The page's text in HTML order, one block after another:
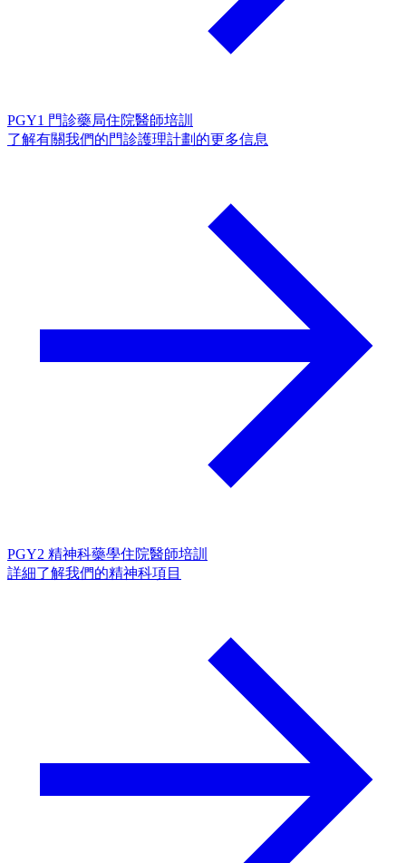
PGY1 門診藥局住院醫師培訓
了解有關我們的門診護理計劃的更多信息
PGY2 精神科藥學住院醫師培訓
詳細了解我們的精神科項目